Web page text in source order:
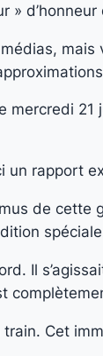
»
mercredi
un rapport
de cette
Il
Cet